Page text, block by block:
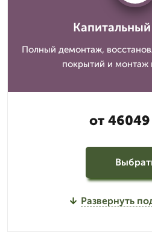
Полный демонтаж,
покрытий и монтаж
от
Развернуть